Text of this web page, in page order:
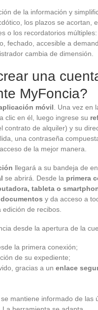
de la información y
los plazos se acortan,
o los recordatorios
fechado, accesible a
cambia de dimensión.
una
MyFoncia?
móvil . Una vez en
clic en él, luego ingrese su
contrato de alquiler) y su
una contraseña
de la mejor manera.
llegará a su bandeja de
se abrirá. Desde la primera
tableta o
documentos y da acceso a
edición de recibos.
desde la apertura de la
la primera conexión;
de su expediente;
gracias a un enlace
mantiene informado de las